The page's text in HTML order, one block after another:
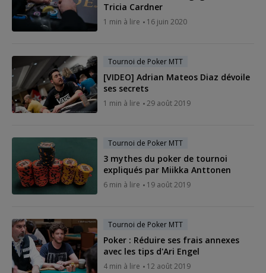
Tricia Cardner
1 min à lire 16 juin 2020
Tournoi de Poker MTT
[VIDEO] Adrian Mateos Diaz dévoile
ses secrets
1 min à lire 29 août 2019
Tournoi de Poker MTT
3 mythes du poker de tournoi
expliqués par Miikka Anttonen
6 min à lire 19 août 2019
Tournoi de Poker MTT
Poker : Réduire ses frais annexes
avec les tips d'Ari Engel
4 min à lire 12 août 2019